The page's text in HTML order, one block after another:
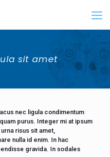
sit amet
nec ligula condimentum
purus. Integer mi at ipsum
risus sit amet,
nulla id enim. In hac
gravida. In sodales